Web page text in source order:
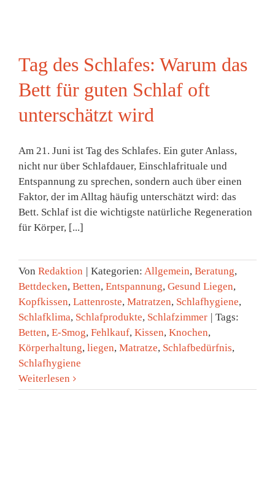
Tag des Schlafes: Warum das
Bett für guten Schlaf oft
unterschätzt wird
Am 21. Juni ist Tag des Schlafes. Ein guter Anlass,
nicht nur über Schlafdauer, Einschlafrituale und
Entspannung zu sprechen, sondern auch über einen
Faktor, der im Alltag häufig unterschätzt wird: das
Bett. Schlaf ist die wichtigste natürliche Regeneration
für Körper, [...]
Von Redaktion | Kategorien: Allgemein, Beratung,
Bettdecken, Betten, Entspannung, Gesund Liegen,
Kopfkissen, Lattenroste, Matratzen, Schlafhygiene,
Schlafklima, Schlafprodukte, Schlafzimmer | Tags:
Betten, E-Smog, Fehlkauf, Kissen, Knochen,
Körperhaltung, liegen, Matratze, Schlafbedürfnis,
Schlafhygiene
Weiterlesen